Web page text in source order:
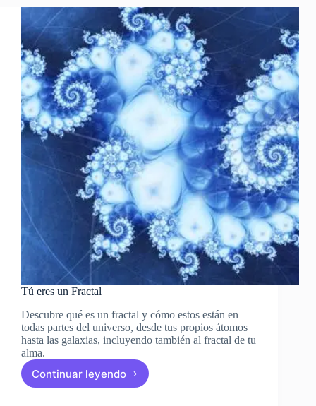
Tú eres un Fractal
Descubre qué es un fractal y cómo estos están en
todas partes del universo, desde tus propios átomos
hasta las galaxias, incluyendo también al fractal de tu
alma.
Continuar leyendo
Tú